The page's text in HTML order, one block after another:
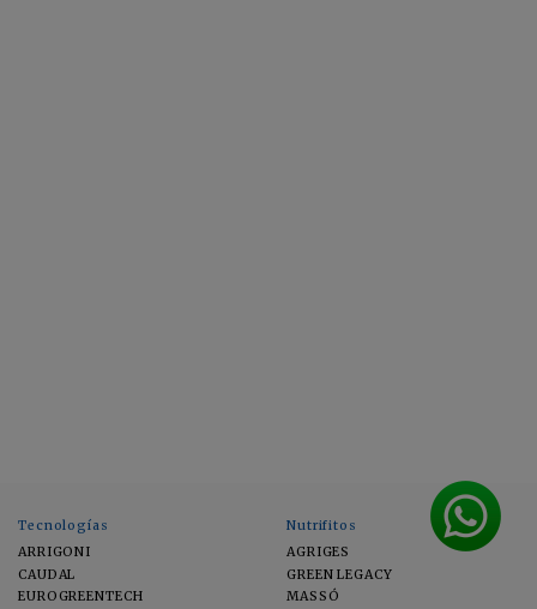
Tecnologías
ARRIGONI
CAUDAL
EUROGREENTECH
Nutrifitos
AGRIGES
GREEN LEGACY
MASSÓ